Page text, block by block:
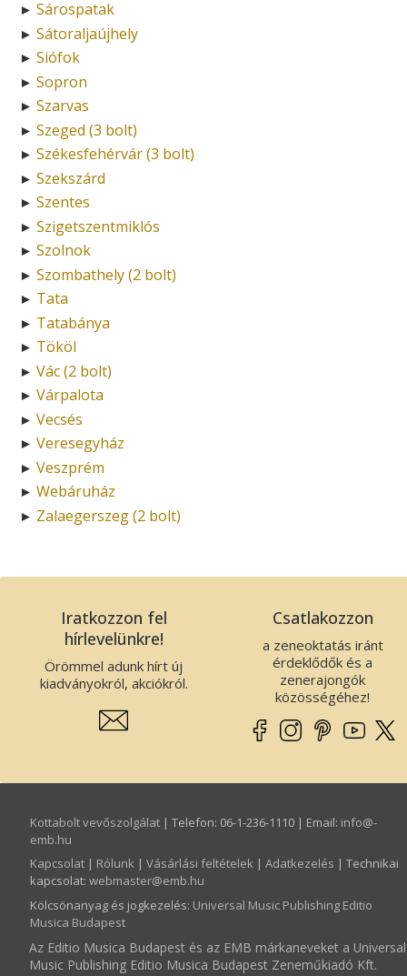
► Sárospatak
► Sátoraljaújhely
► Siófok
► Sopron
► Szarvas
► Szeged (3 bolt)
► Székesfehérvár (3 bolt)
► Szekszárd
► Szentes
► Szigetszentmiklós
► Szolnok
► Szombathely (2 bolt)
► Tata
► Tatabánya
► Tököl
► Vác (2 bolt)
► Várpalota
► Vecsés
► Veresegyház
► Veszprém
► Webáruház
► Zalaegerszeg (2 bolt)
Iratkozzon fel
hírlevelünkre!
Örömmel adunk hírt új
kiadványokról, akciókról.
Csatlakozzon
a zeneoktatás iránt
érdeklődők és a
zenerajongók
közösségéhez!
Kottabolt vevőszolgálat | Telefon: 06-1-236-1110 | Email: info­@­
emb.hu
Kapcsolat | Rólunk | Vásárlási feltételek | Adatkezelés | Technikai
kapcsolat: webmaster­@­emb.hu
Kölcsönanyag és jogkezelés: Universal Music Publishing Editio
Musica Budapest
Az Editio Musica Budapest és az EMB márkaneveket a Universal
Music Publishing Editio Musica Budapest Zeneműkiadó Kft.